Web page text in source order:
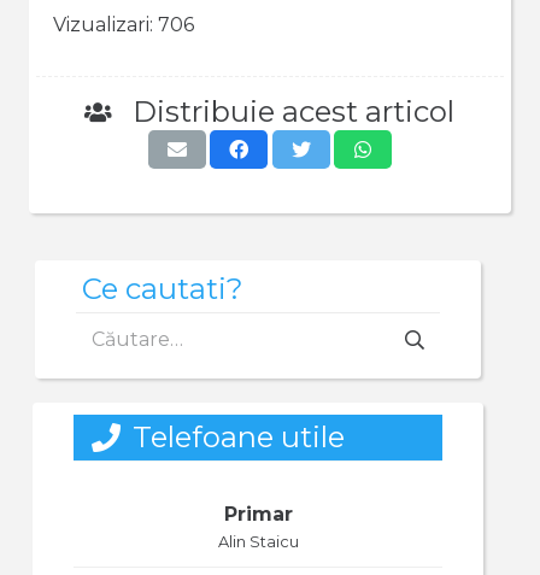
Vizualizari: 706
Distribuie acest articol
Ce cautati?
după:
Telefoane utile
Primar
Alin Staicu